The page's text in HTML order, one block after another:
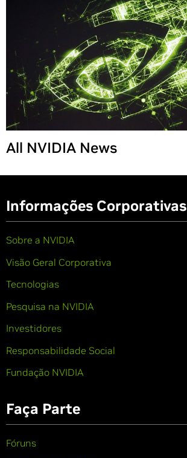
All NVIDIA News
Informações Corporativas
Sobre a NVIDIA
Visão Geral Corporativa
Tecnologias
Pesquisa na NVIDIA
Investidores
Responsabilidade Social
Fundação NVIDIA
Faça Parte
Fóruns